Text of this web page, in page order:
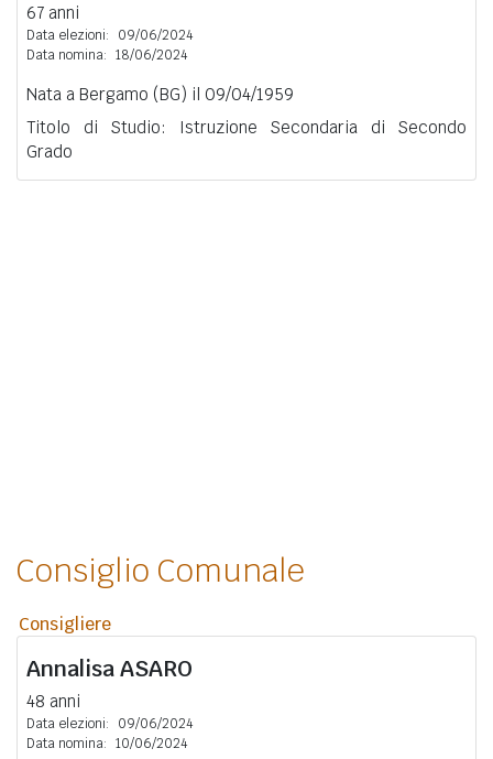
67 anni
Data elezioni:
09/06/2024
Data nomina: 18/06/2024
Nata a Bergamo (BG) il 09/04/1959
Titolo di Studio: Istruzione Secondaria di Secondo
Grado
Consiglio Comunale
Consigliere
AnnalisaASARO
48 anni
Data elezioni:
09/06/2024
Data nomina: 10/06/2024